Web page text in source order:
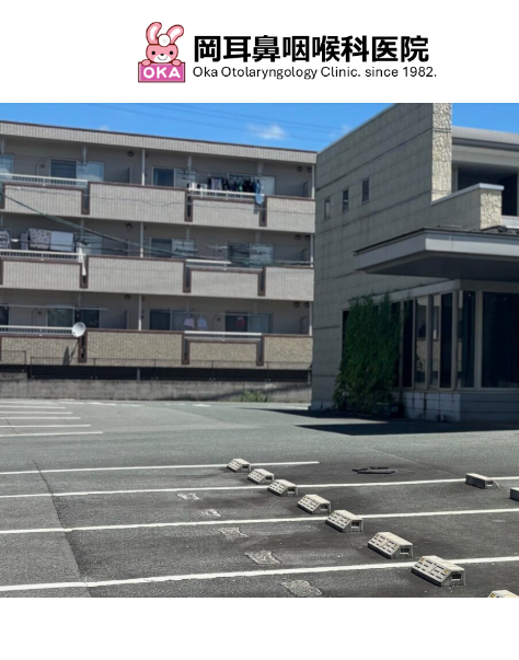
ツ
へ
ス
キ
ッ
プ
シ
ョ
ン
に
移
動